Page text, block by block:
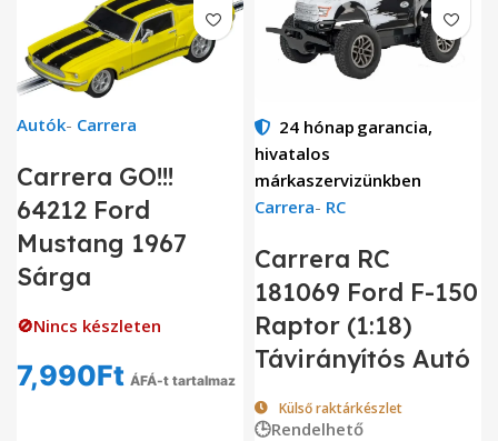
Autók- Carrera
Carrera GO!!!
64212 Ford
Mustang 1967
Sárga
🚫Nincs készleten
7,990Ft ÁFÁ-t tartalmaz
24 hónap garancia,
hivatalos
márkaszervizünkben
Carrera- RC
Carrera RC
181069 Ford F-150
Raptor (1:18)
Távirányítós Autó
Külső raktárkészlet
🕒Rendelhető